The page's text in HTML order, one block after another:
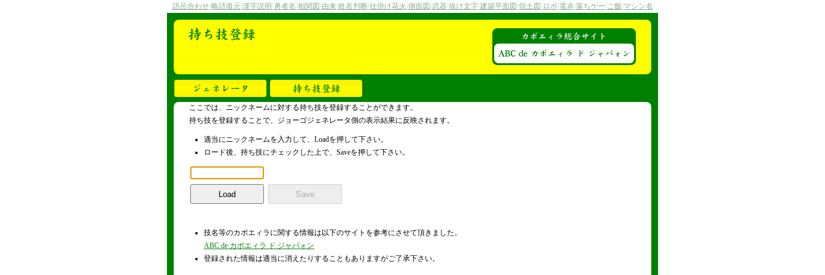
語呂合わせ| 略語復元| 漢字説明 勇者名 相関図 由来| 姓名判断| 仕掛け花火 側面図 武器 抜け文字| 建築平面図 領土図 ロボ 電卓| 落ちゲー ご飯 マシン名
ここでは、ニックネームに対する持ち技を登録することができます。
持ち技を登録することで、ジョーゴジェネレータ側の表示結果に反映されます。
適当にニックネームを入力して、Loadを押して下さい。
ロード後、持ち技にチェックした上で、Saveを押して下さい。
技名等のカポエィラに関する情報は以下のサイトを参考にさせて頂きました。
ABC de カポエィラ ド ジャパォン
登録された情報は適当に消えたりすることもありますがご了承下さい。